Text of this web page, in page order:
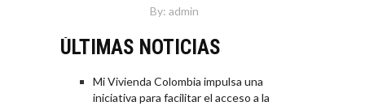
By: admin
ÚLTIMAS NOTICIAS
Mi Vivienda Colombia impulsa una
iniciativa para facilitar el acceso a la